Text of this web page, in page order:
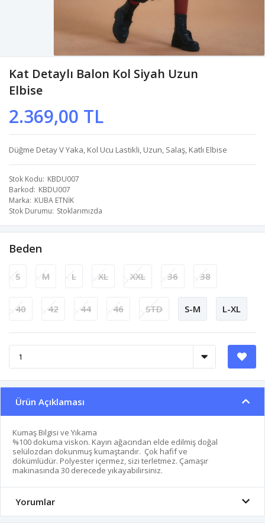
Kat Detaylı Balon Kol Siyah Uzun
Elbise
2.369,00 TL
Düğme Detay V Yaka, Kol Ucu Lastikli, Uzun, Salaş, Katlı Elbise
Stok Kodu KBDU007
Barkod KBDU007
Marka KUBA ETNİK
Stok Durumu Stoklarımızda
Beden
S M L XL XXL 36 38
40 42 44 46 STD S-M L-XL
Ürün Açıklaması
Kumaş Bilgisi ve Yıkama
%100 dokuma viskon. Kayın ağacından elde edilmiş doğal
selülozdan dokunmuş kumaştandır. Çok hafif ve
dökümlüdür. Polyester içermez, sizi terletmez. Çamaşır
makinasında 30 derecede yıkayabilirsiniz.
Yorumlar